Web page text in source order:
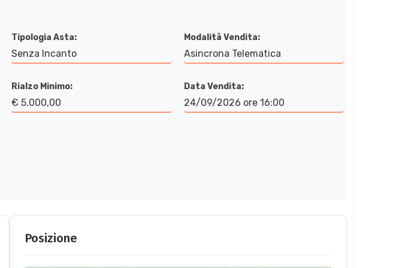
Tipologia Asta:
Senza Incanto
Modalità Vendita:
Asincrona Telematica
Rialzo Minimo:
€ 5.000,00
Data Vendita:
24/09/2026 ore 16:00
Posizione